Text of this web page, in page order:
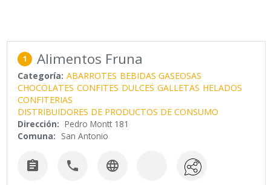
1 Alimentos Fruna
Categoría: ABARROTES BEBIDAS GASEOSAS
CHOCOLATES CONFITES DULCES GALLETAS HELADOS
CONFITERIAS
DISTRIBUIDORES DE PRODUCTOS DE CONSUMO
Dirección: Pedro Montt 181
Comuna: San Antonio
  